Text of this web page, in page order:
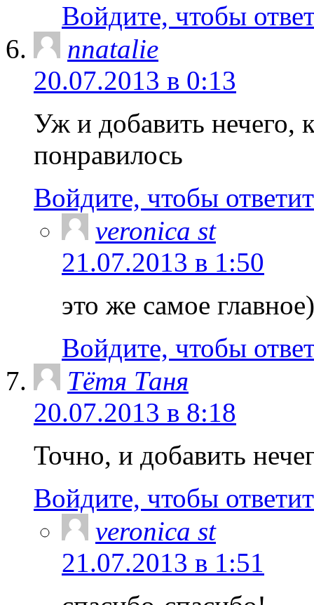
Войдите, чтобы
nnatalie
20.07.2013 в 0:13
Уж и добавить нечего,
понравилось
Войдите, чтобы
veronica st
21.07.2013 в 1:50
это же самое
Войдите, чтобы
Тётя Таня
20.07.2013 в 8:18
Точно, и добавить
Войдите, чтобы
veronica st
21.07.2013 в 1:51